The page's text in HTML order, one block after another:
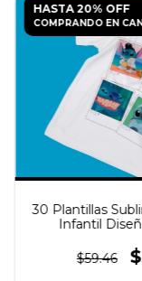
HASTA 20% OFF
COMPRANDO EN
30 Plantillas
Infantil
$59.46